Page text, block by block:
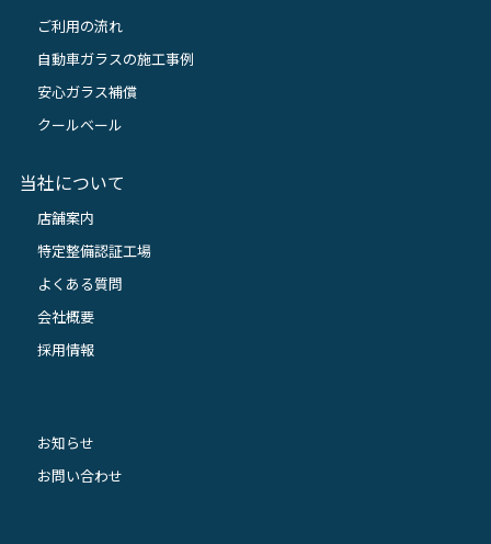
ご利用の流れ
自動車ガラスの施工事例
安心ガラス補償
クールベール
当社について
店舗案内
特定整備認証工場
よくある質問
会社概要
採用情報
お知らせ
お問い合わせ